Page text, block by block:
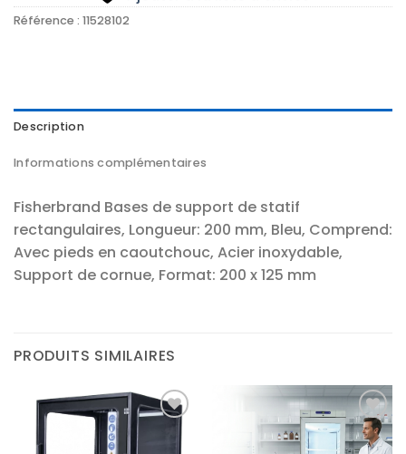
Référence : 11528102
Description
Informations complémentaires
Fisherbrand Bases de support de statif
rectangulaires, Longueur: 200 mm, Bleu, Comprend:
Avec pieds en caoutchouc, Acier inoxydable,
Support de cornue, Format: 200 x 125 mm
PRODUITS SIMILAIRES